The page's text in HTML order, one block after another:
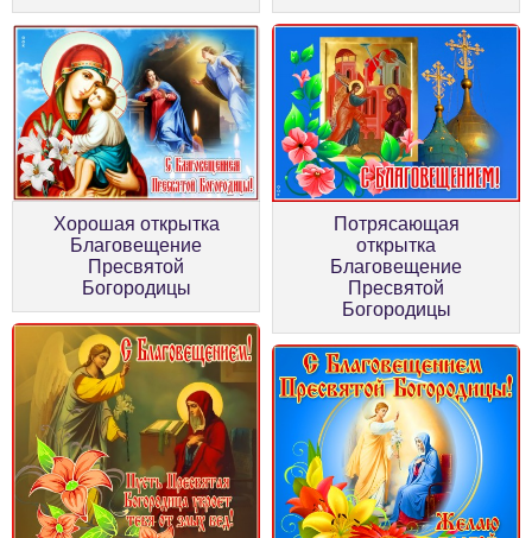
Хорошая открытка
Благовещение
Пресвятой
Богородицы
Потрясающая
открытка
Благовещение
Пресвятой
Богородицы